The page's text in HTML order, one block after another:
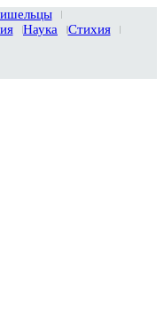
Наука
Стихия